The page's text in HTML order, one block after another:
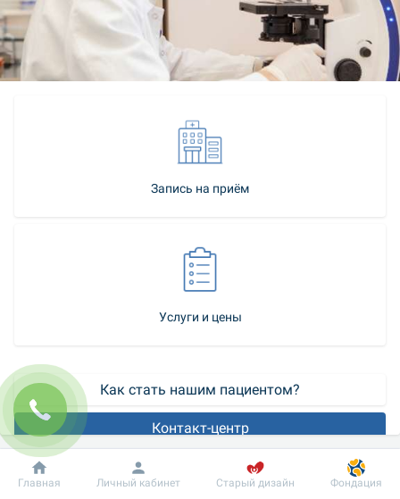
Запись на приём
Услуги и цены
Как стать нашим пациентом?
Контакт-центр
Общий анализ кала помогает выявить патологические
Добробут Информация Пациенту
Главная Личный кабинет Старый дизайн Фондация